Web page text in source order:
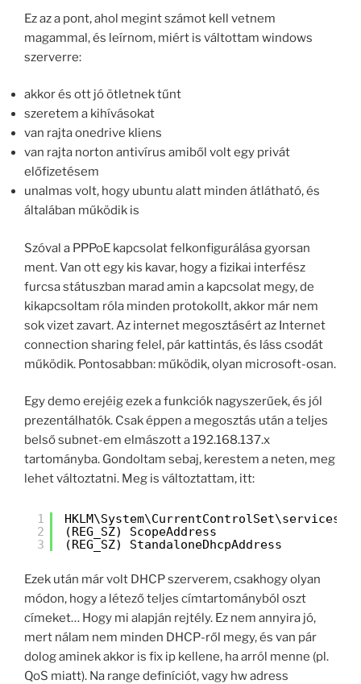
Ez az a pont, ahol megint számot kell vetnem
magammal, és leírnom, miért is váltottam windows
szerverre:
akkor és ott jó ötletnek tűnt
szeretem a kihívásokat
van rajta onedrive kliens
van rajta norton antivírus amiből volt egy privát
előfizetésem
unalmas volt, hogy ubuntu alatt minden átlátható, és
általában működik is
Szóval a PPPoE kapcsolat felkonfigurálása gyorsan
ment. Van ott egy kis kavar, hogy a fizikai interfész
furcsa státuszban marad amin a kapcsolat megy, de
kikapcsoltam róla minden protokollt, akkor már nem
sok vizet zavart. Az internet megosztásért az Internet
connection sharing felel, pár kattintás, és láss csodát
működik. Pontosabban: működik, olyan microsoft-osan.
Egy demo erejéig ezek a funkciók nagyszerűek, és jól
prezentálhatók. Csak éppen a megosztás után a teljes
belső subnet-em elmászott a 192.168.137.x
tartományba. Gondoltam sebaj, kerestem a neten, meg
lehet változtatni. Meg is változtattam, itt:
1
2
3
(REG_SZ) ScopeAddress
(REG_SZ) StandaloneDhcpAddress
Ezek után már volt DHCP szerverem, csakhogy olyan
módon, hogy a létező teljes címtartományból oszt
címeket… Hogy mi alapján rejtély. Ez nem annyira jó,
mert nálam nem minden DHCP-ről megy, és van pár
dolog aminek akkor is fix ip kellene, ha arról menne (pl.
QoS miatt). Na range definíciót, vagy hw adress